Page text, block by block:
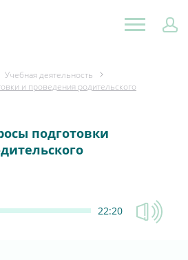
Учебная деятельность
и проведения родительского
подготовки
22:20